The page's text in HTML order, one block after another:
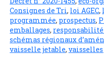
Consignes de Tri, loi AGEC,
programmée, prospectus,
emballages, responsabilité
schémas régionaux
vaisselle jetable,